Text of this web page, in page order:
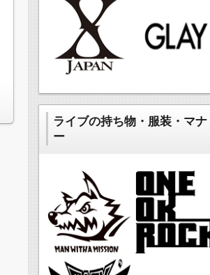
ライブの持ち物・服装・マナ
ー